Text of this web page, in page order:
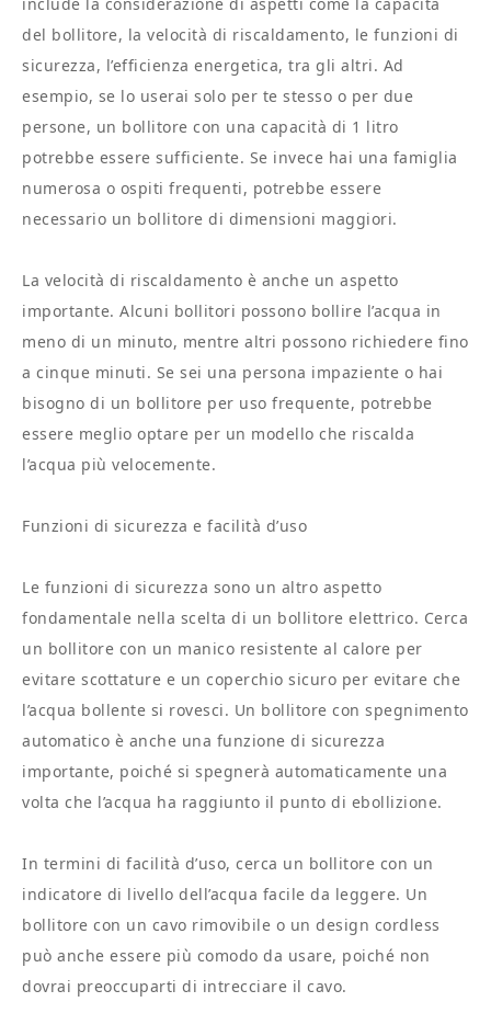
del bollitore, la velocità di riscaldamento, le funzioni di
sicurezza, l’efficienza energetica, tra gli altri. Ad
esempio, se lo userai solo per te stesso o per due
persone, un bollitore con una capacità di 1 litro
potrebbe essere sufficiente. Se invece hai una famiglia
numerosa o ospiti frequenti, potrebbe essere
necessario un bollitore di dimensioni maggiori.
La velocità di riscaldamento è anche un aspetto
importante. Alcuni bollitori possono bollire l’acqua in
meno di un minuto, mentre altri possono richiedere fino
a cinque minuti. Se sei una persona impaziente o hai
bisogno di un bollitore per uso frequente, potrebbe
essere meglio optare per un modello che riscalda
l’acqua più velocemente.
Funzioni di sicurezza e facilità d’uso
Le funzioni di sicurezza sono un altro aspetto
fondamentale nella scelta di un bollitore elettrico. Cerca
un bollitore con un manico resistente al calore per
evitare scottature e un coperchio sicuro per evitare che
l’acqua bollente si rovesci. Un bollitore con spegnimento
automatico è anche una funzione di sicurezza
importante, poiché si spegnerà automaticamente una
volta che l’acqua ha raggiunto il punto di ebollizione.
In termini di facilità d’uso, cerca un bollitore con un
indicatore di livello dell’acqua facile da leggere. Un
bollitore con un cavo rimovibile o un design cordless
può anche essere più comodo da usare, poiché non
dovrai preoccuparti di intrecciare il cavo.